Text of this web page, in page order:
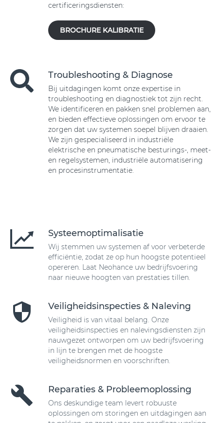
certificeringsdiensten:
BROCHURE KALIBRATIE
Troubleshooting & Diagnose
Bij uitdagingen komt onze expertise in
troubleshooting en diagnostiek tot zijn recht.
We identificeren en pakken snel problemen aan,
en bieden effectieve oplossingen om ervoor te
zorgen dat uw systemen soepel blijven draaien.
We zijn gespecialiseerd in industriële
elektrische en pneumatische besturings-, meet-
en regelsystemen, industriële automatisering
en procesinstrumentatie.
Systeemoptimalisatie
Wij stemmen uw systemen af voor verbeterde
efficiëntie, zodat ze op hun hoogste potentieel
opereren. Laat Neohance uw bedrijfsvoering
naar nieuwe hoogten van prestaties tillen.
Veiligheidsinspecties & Naleving
Veiligheid is van vitaal belang. Onze
veiligheidsinspecties en nalevingsdiensten zijn
nauwgezet ontworpen om uw bedrijfsvoering
in lijn te brengen met de hoogste
veiligheidsnormen en voorschriften.
Reparaties & Probleemoplossing
Ons deskundige team levert robuuste
oplossingen om storingen en uitdagingen aan